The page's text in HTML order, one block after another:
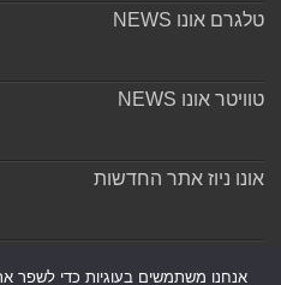
טלגרם אונו NEWS
טוויטר אונו NEWS
אונו ניוז אתר החדשות
אנחנו משתמשים בעוגיות כדי לשפר